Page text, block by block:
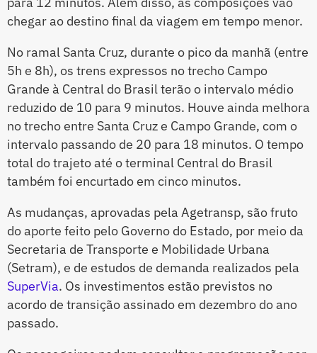
chegar ao destino final da viagem em tempo menor.
No ramal Santa Cruz, durante o pico da manhã (entre
5h e 8h), os trens expressos no trecho Campo
Grande à Central do Brasil terão o intervalo médio
reduzido de 10 para 9 minutos. Houve ainda melhora
no trecho entre Santa Cruz e Campo Grande, com o
intervalo passando de 20 para 18 minutos. O tempo
total do trajeto até o terminal Central do Brasil
também foi encurtado em cinco minutos.
As mudanças, aprovadas pela Agetransp, são fruto
do aporte feito pelo Governo do Estado, por meio da
Secretaria de Transporte e Mobilidade Urbana
(Setram), e de estudos de demanda realizados pela
SuperVia. Os investimentos estão previstos no
acordo de transição assinado em dezembro do ano
passado.